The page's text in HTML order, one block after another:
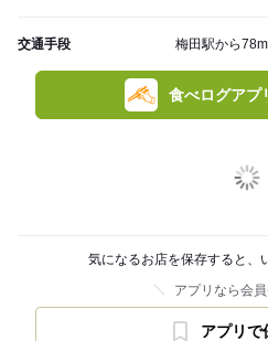
交通手段 梅田駅から78m
食べログアプ
気になるお店を保存すると、
アプリなら会
アプリで